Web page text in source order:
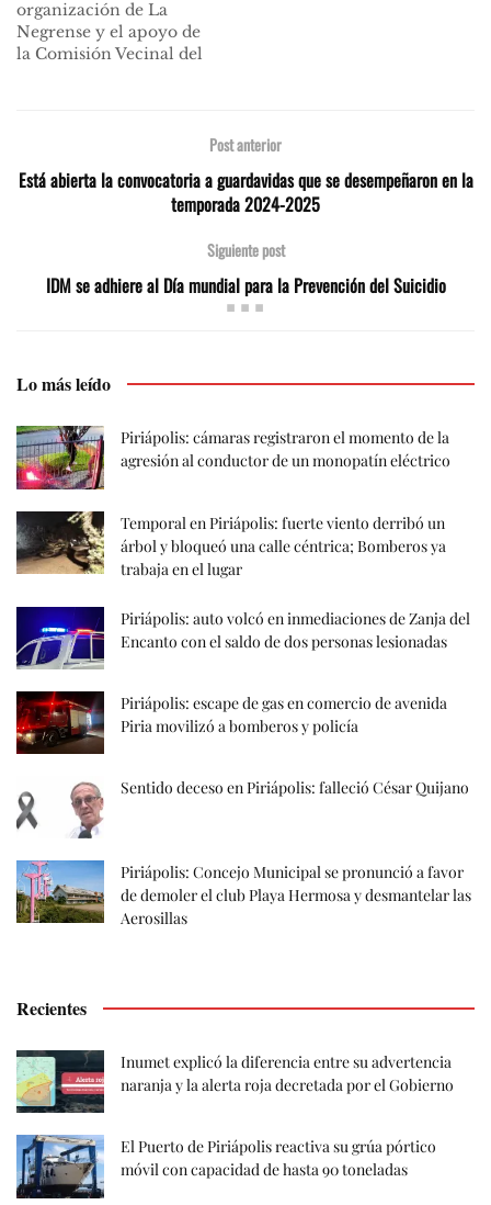
organización de La
Negrense y el apoyo de
la Comisión Vecinal del
Chile entre Rio de
Post anterior
Está abierta la convocatoria a guardavidas que se desempeñaron en la
temporada 2024-2025
Siguiente post
IDM se adhiere al Día mundial para la Prevención del Suicidio
Lo más leído
Piriápolis: cámaras registraron el momento de la
agresión al conductor de un monopatín eléctrico
Temporal en Piriápolis: fuerte viento derribó un
árbol y bloqueó una calle céntrica; Bomberos ya
trabaja en el lugar
Piriápolis: auto volcó en inmediaciones de Zanja del
Encanto con el saldo de dos personas lesionadas
Piriápolis: escape de gas en comercio de avenida
Piria movilizó a bomberos y policía
Sentido deceso en Piriápolis: falleció César Quijano
Piriápolis: Concejo Municipal se pronunció a favor
de demoler el club Playa Hermosa y desmantelar las
Aerosillas
Recientes
Inumet explicó la diferencia entre su advertencia
naranja y la alerta roja decretada por el Gobierno
El Puerto de Piriápolis reactiva su grúa pórtico
móvil con capacidad de hasta 90 toneladas